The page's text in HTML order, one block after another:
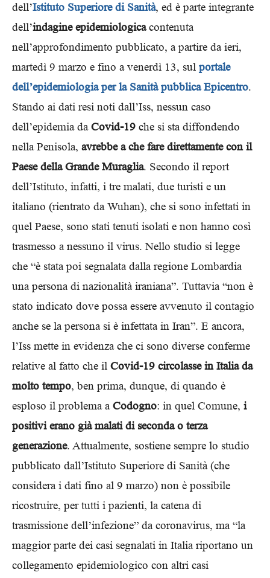
dell’Istituto Superiore di Sanità, ed è parte integrante
dell’indagine epidemiologicacontenuta
nell’approfondimento pubblicato, a partire da ieri,
martedì 9 marzo e fino a venerdì 13, sul portale
dell’epidemiologia per la Sanità pubblica Epicentro.
Stando ai dati resi noti dall’Iss, nessun caso
dell’epidemia daCovid-19 che si sta diffondendo
nella Penisola, avrebbe a che fare direttamente con il
Paese della Grande Muraglia. Secondo il report
dell’Istituto, infatti, i tre malati, due turisti e un
italiano (rientrato da Wuhan), che si sono infettati in
quel Paese, sono stati tenuti isolati e non hanno così
trasmesso a nessuno il virus. Nello studio si legge
che “è stata poi segnalata dalla regione Lombardia
una persona di nazionalità iraniana”. Tuttavia “non è
stato indicato dove possa essere avvenuto il contagio
anche se la persona si è infettata in Iran”. E ancora,
l’Iss mette in evidenza che ci sono diverse conferme
relative al fatto che il Covid-19 circolasse in Italia da
molto tempo, ben prima, dunque, di quando è
esploso il problema aCodogno: in quel Comune, i
positivi erano già malati di seconda o terza
generazione. Attualmente, sostiene sempre lo studio
pubblicato dall’Istituto Superiore di Sanità (che
considera i dati fino al 9 marzo) non è possibile
ricostruire, per tutti i pazienti, la catena di
trasmissione dell’infezione” da coronavirus, ma “la
maggior parte dei casi segnalati in Italia riportano un
collegamento epidemiologico con altri casi